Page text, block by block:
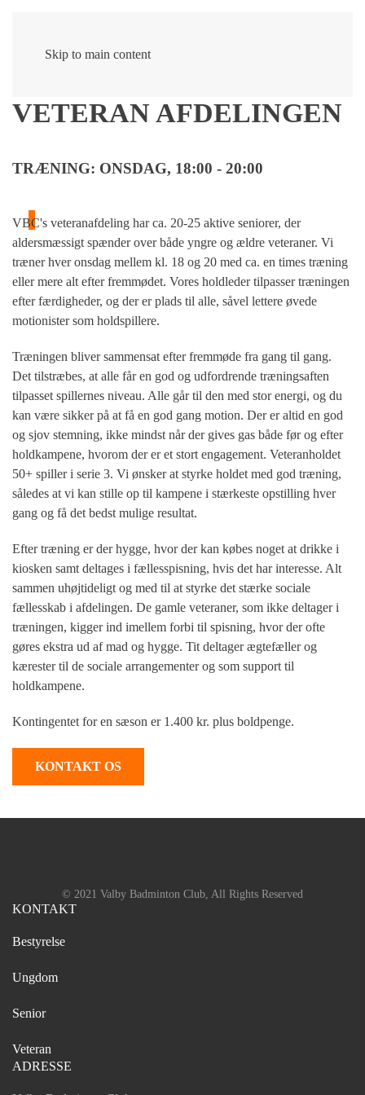
Skip to main content
VETERAN AFDELINGEN
TRÆNING: ONSDAG, 18:00 - 20:00
VBC's veteranafdeling har ca. 20-25 aktive seniorer, der
aldersmæssigt spænder over både yngre og ældre veteraner. Vi
træner hver onsdag mellem kl. 18 og 20 med ca. en times træning
eller mere alt efter fremmødet. Vores holdleder tilpasser træningen
efter færdigheder, og der er plads til alle, såvel lettere øvede
motionister som holdspillere.
Træningen bliver sammensat efter fremmøde fra gang til gang.
Det tilstræbes, at alle får en god og udfordrende træningsaften
tilpasset spillernes niveau. Alle går til den med stor energi, og du
kan være sikker på at få en god gang motion. Der er altid en god
og sjov stemning, ikke mindst når der gives gas både før og efter
holdkampene, hvorom der er et stort engagement. Veteranholdet
50+ spiller i serie 3. Vi ønsker at styrke holdet med god træning,
således at vi kan stille op til kampene i stærkeste opstilling hver
gang og få det bedst mulige resultat.
Efter træning er der hygge, hvor der kan købes noget at drikke i
kiosken samt deltages i fællesspisning, hvis det har interesse. Alt
sammen uhøjtideligt og med til at styrke det stærke sociale
fællesskab i afdelingen. De gamle veteraner, som ikke deltager i
træningen, kigger ind imellem forbi til spisning, hvor der ofte
gøres ekstra ud af mad og hygge. Tit deltager ægtefæller og
kærester til de sociale arrangementer og som support til
holdkampene.
Kontingentet for en sæson er 1.400 kr. plus boldpenge.
KONTAKT OS
© 2021 Valby Badminton Club, All Rights Reserved
KONTAKT
Bestyrelse
Ungdom
Senior
Veteran
ADRESSE